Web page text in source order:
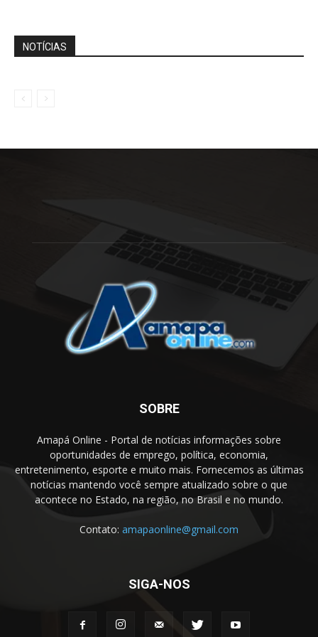
NOTÍCIAS
SOBRE
Amapá Online - Portal de notícias informações sobre
oportunidades de emprego, política, economia,
entretenimento, esporte e muito mais. Fornecemos as últimas
notícias mantendo você sempre atualizado sobre o que
acontece no Estado, na região, no Brasil e no mundo.
Contato: amapaonline@gmail.com
SIGA-NOS